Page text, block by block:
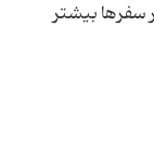
سفرها بیشتر